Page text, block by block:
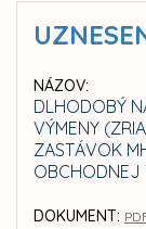
NÁZOV:
DLHODOBÝ
VÝMENY
ZASTÁVOK
OBCHODNEJ
DOKUMENT: